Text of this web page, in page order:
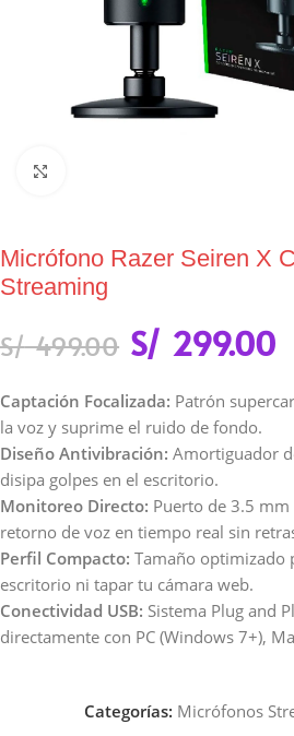
Micrófono Razer Seiren X
Streaming
S/499.00 S/ 299.00
Captación Focalizada: Patrón
la voz y suprime el ruido de fondo.
Diseño Antivibración: Amortiguador
disipa golpes en el escritorio.
Monitoreo Directo: Puerto de 3.5
retorno de voz en tiempo real sin
Perfil Compacto: Tamaño optimizado
escritorio ni tapar tu cámara web.
Conectividad USB: Sistema Plug and
directamente con PC (Windows 7+),
Categorías: Micrófonos